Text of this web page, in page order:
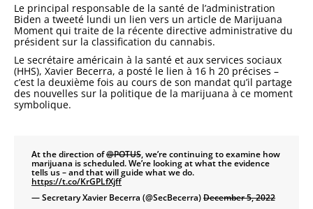
Le principal responsable de la santé de l’administration
Biden a tweeté lundi un lien vers un article de Marijuana
Moment qui traite de la récente directive administrative du
président sur la classification du cannabis.
Le secrétaire américain à la santé et aux services sociaux
(HHS), Xavier Becerra, a posté le lien à 16 h 20 précises –
c’est la deuxième fois au cours de son mandat qu’il partage
des nouvelles sur la politique de la marijuana à ce moment
symbolique.
At the direction of@POTUS, we’re continuing to examine how
marijuana is scheduled. We’re looking at what the evidence
tells us – and that will guide what we do.
https://t.co/KrGPLfXjff
— Secretary Xavier Becerra (@SecBecerra)December 5, 2022